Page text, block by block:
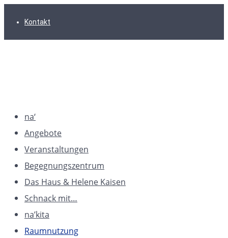
Hauptnavigation
Inhalt
FooterKontakt
na‘
Angebote
Veranstaltungen
Begegnungszentrum
Das Haus & Helene Kaisen
Schnack mit…
na’kita
Raumnutzung